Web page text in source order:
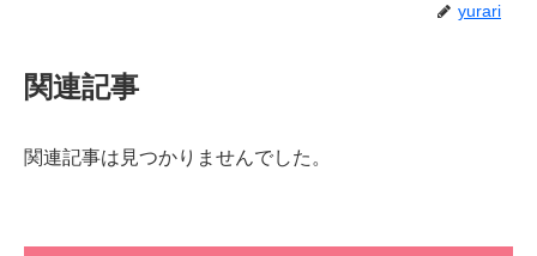
yurari
関連記事
関連記事は見つかりませんでした。